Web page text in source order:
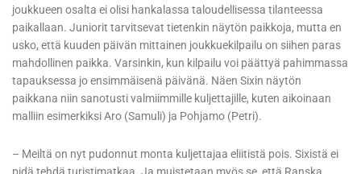
joukkueen osalta ei olisi hankalassa taloudellisessa tilanteessa
paikallaan. Juniorit tarvitsevat tietenkin näytön paikkoja, mutta en
usko, että kuuden päivän mittainen joukkuekilpailu on siihen paras
mahdollinen paikka. Varsinkin, kun kilpailu voi päättyä pahimmassa
tapauksessa jo ensimmäisenä päivänä. Näen Sixin näytön
paikkana niin sanotusti valmiimmille kuljettajille, kuten aikoinaan
malliin esimerkiksi Aro (Samuli) ja Pohjamo (Petri).
– Meiltä on nyt pudonnut monta kuljettajaa eliitistä pois. Sixistä ei